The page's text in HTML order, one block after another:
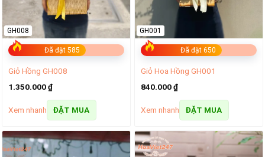
Đã đặt 585
GH008
Giỏ Hồng GH008
1.350.000₫
Xem nhanh ĐẶT MUA
Đã đặt 650
GH001
Giỏ Hoa Hồng GH001
840.000₫
Xem nhanh ĐẶT MUA